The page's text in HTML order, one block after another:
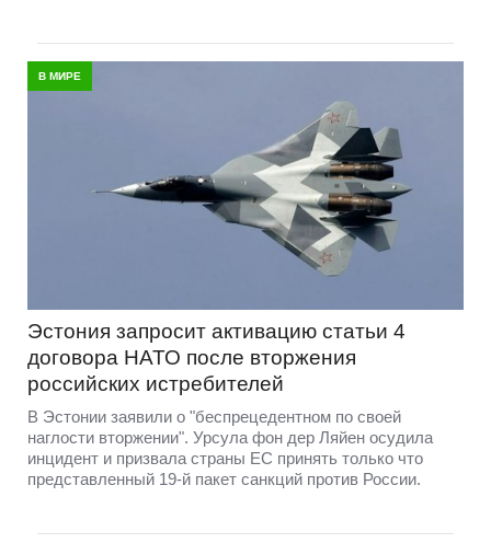
В МИРЕ
Эстония запросит активацию статьи 4
договора НАТО после вторжения
российских истребителей
В Эстонии заявили о "беспрецедентном по своей
наглости вторжении". Урсула фон дер Ляйен осудила
инцидент и призвала страны ЕС принять только что
представленный 19-й пакет санкций против России.